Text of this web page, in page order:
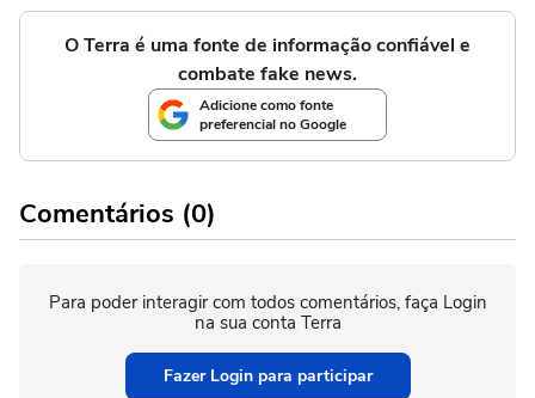
O Terra é uma fonte de informação confiável e
combate fake news.
Adicione como fonte
preferencial no Google
Comentários (0)
Para poder interagir com todos comentários, faça Login
na sua conta Terra
Fazer Login para participar